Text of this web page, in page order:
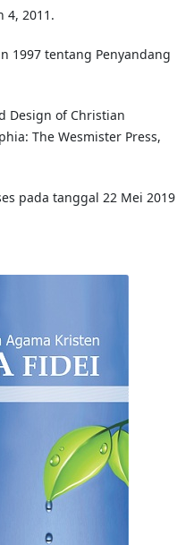
4, 2011.
1997 tentang Penyandang
Design of Christian
The Wesmister Press,
pada tanggal 22 Mei 2019